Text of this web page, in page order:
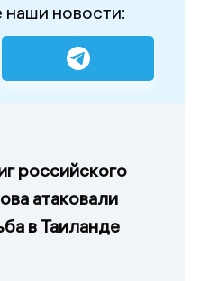
новости:
российского
атаковали
в Таиланде